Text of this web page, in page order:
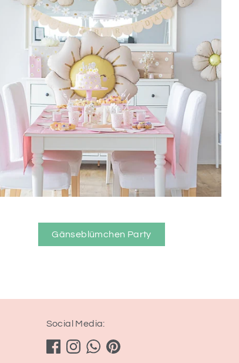
Gänseblümchen Party
Social Media: